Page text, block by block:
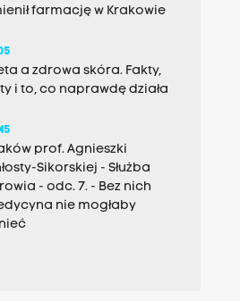
farmację w Krakowie
a zdrowa skóra. Fakty,
i to, co naprawdę działa
prof. Agnieszki
Sikorskiej - Służba
- odc. 7. - Bez nich
nie mogłaby